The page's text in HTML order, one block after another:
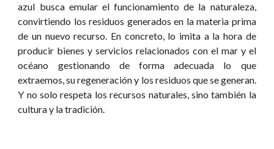
azul busca emular el funcionamiento de la naturaleza,
convirtiendo los residuos generados en la materia prima
de un nuevo recurso. En concreto, lo imita a la hora de
producir bienes y servicios relacionados con el mar y el
océano gestionando de forma adecuada lo que
extraemos, su regeneración y los residuos que se generan.
Y no solo respeta los recursos naturales, sino también la
cultura y la tradición.